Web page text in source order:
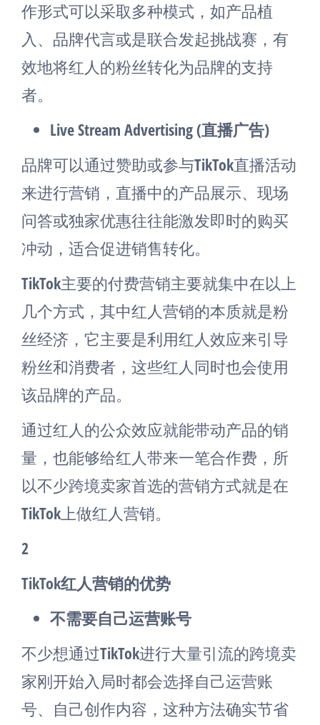
作形式可以采取多种模式，如产品植
入、品牌代言或是联合发起挑战赛，有
效地将红人的粉丝转化为品牌的支持
者。
Live Stream Advertising (直播广告)
品牌可以通过赞助或参与TikTok直播活动
来进行营销，直播中的产品展示、现场
问答或独家优惠往往能激发即时的购买
冲动，适合促进销售转化。
TikTok主要的付费营销主要就集中在以上
几个方式，其中红人营销的本质就是粉
丝经济，它主要是利用红人效应来引导
粉丝和消费者，这些红人同时也会使用
该品牌的产品。
通过红人的公众效应就能带动产品的销
量，也能够给红人带来一笔合作费，所
以不少跨境卖家首选的营销方式就是在
TikTok上做红人营销。
2
TikTok红人营销的优势
不需要自己运营账号
不少想通过TikTok进行大量引流的跨境卖
家刚开始入局时都会选择自己运营账
号、自己创作内容，这种方法确实节省